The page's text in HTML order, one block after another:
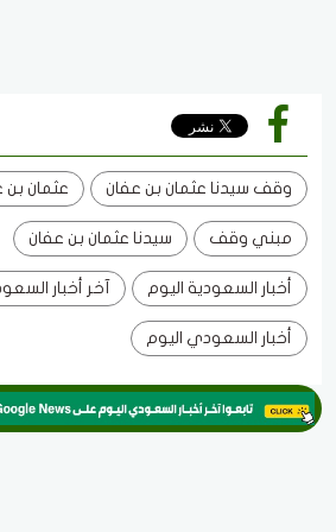
وقف سيدنا عثمان بن عفان عثمان بن
مبني وقف سيدنا عثمان بن عفان
أخبار السعودية اليوم آخر أخبار
أخبار السعودي اليوم